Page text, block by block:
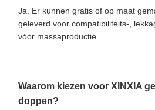
Ja. Er kunnen gratis of op maat
geleverd voor compatibiliteits-,
vóór massaproductie.
Waarom kiezen voor XINXIA
doppen?